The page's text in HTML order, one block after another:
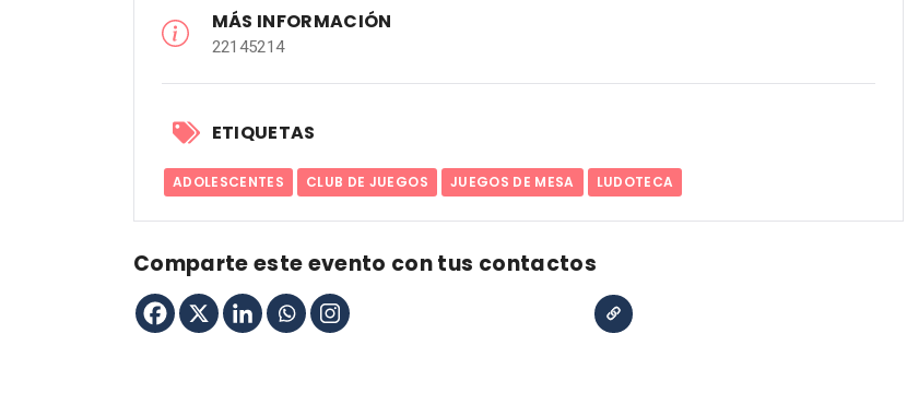
MÁS INFORMACIÓN
22145214
ETIQUETAS
ADOLESCENTES CLUB DE JUEGOS JUEGOS DE MESA LUDOTECA
Comparte este evento con tus contactos